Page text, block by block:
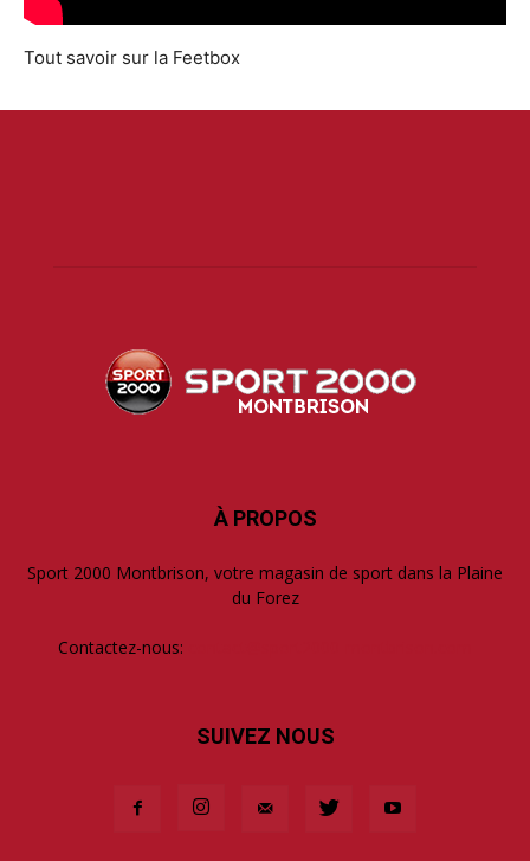
Tout savoir sur la Feetbox
À PROPOS
Sport 2000 Montbrison, votre magasin de sport dans la Plaine
du Forez
Contactez-nous:
SUIVEZ NOUS